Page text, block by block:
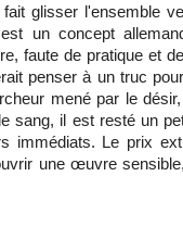
glisser l'ensemble
un concept
faute de pratique et
penser à un truc
mené par le
sang, il est resté un
immédiats. Le prix
une œuvre